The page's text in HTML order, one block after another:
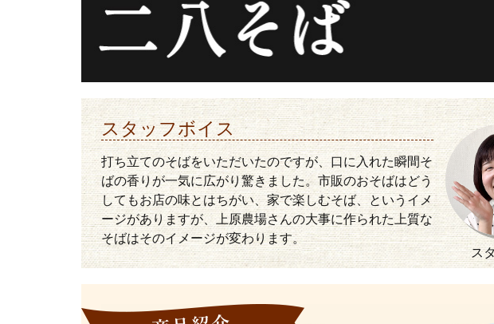
スタッフボイス
打ち立てのそばをいただいたのですが、口に入れた瞬間そ
ばの香りが一気に広がり驚きました。市販のおそばはどう
してもお店の味とはちがい、家で楽しむそば、というイメ
ージがありますが、上原農場さんの大事に作られた上質な
そばはそのイメージが変わります。
ス